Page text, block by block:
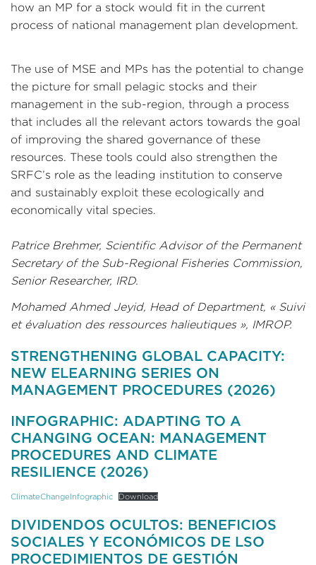
how an MP for a stock would fit in the current
process of national management plan development.
The use of MSE and MPs has the potential to change
the picture for small pelagic stocks and their
management in the sub-region, through a process
that includes all the relevant actors towards the goal
of improving the shared governance of these
resources. These tools could also strengthen the
SRFC’s role as the leading institution to conserve
and sustainably exploit these ecologically and
economically vital species.
Patrice Brehmer, Scientific Advisor of the Permanent
Secretary of the Sub-Regional Fisheries Commission,
Senior Researcher, IRD.
Mohamed Ahmed Jeyid, Head of Department, « Suivi
et évaluation des ressources halieutiques », IMROP.
STRENGTHENING GLOBAL CAPACITY:
NEW ELEARNING SERIES ON
MANAGEMENT PROCEDURES (2026)
INFOGRAPHIC: ADAPTING TO A
CHANGING OCEAN: MANAGEMENT
PROCEDURES AND CLIMATE
RESILIENCE (2026)
ClimateChangeInfographic Download
DIVIDENDOS OCULTOS: BENEFICIOS
SOCIALES Y ECONÓMICOS DE LSO
PROCEDIMIENTOS DE GESTIÓN